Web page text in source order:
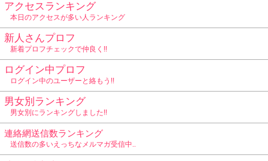
アクセスランキング
本日のアクセスが多い人ランキング
新人さんプロフ
新着プロフチェックで仲良く!!
ログイン中プロフ
ログイン中のユーザーと絡もう!!
男女別ランキング
男女別にランキングしました!!
連絡網送信数ランキング
送信数の多いえっちなメルマガ受信中..